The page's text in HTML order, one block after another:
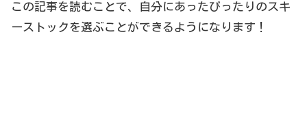
この記事を読むことで、自分にあったぴったりのスキ
ーストックを選ぶことができるようになります！